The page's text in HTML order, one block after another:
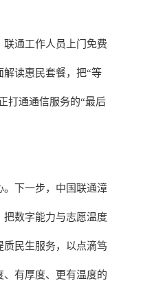
联通工作人员上门免费
读惠民套餐，把“等
打通通信服务的“最后
。下一步，中国联通漳
把数字能力与志愿温度
民生服务，以点滴笃
有厚度、更有温度的